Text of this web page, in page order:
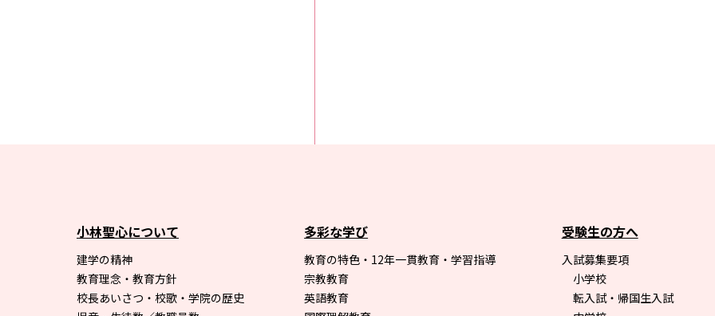
小林聖心について
建学の精神
教育理念・教育方針
校長あいさつ・校歌・学院の歴史
多彩な学び
教育の特色・12年一貫教育・学習指導
宗教教育
英語教育
受験生の方へ
入試募集要項
小学校
転入試・帰国生入試